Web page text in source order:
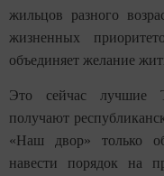
жильцов разного
жизненных
объединяет желание
Это сейчас лучшие
получают
«Наш двор» только
навести порядок на